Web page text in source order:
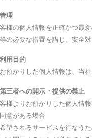
理
様の個人情報を正確かつ最
の必要な措置を講じ、安全
用目的
預かりした個人情報は、当
三者への開示・提供の禁止
様よりお預かりした個人情
意がある場合
望されるサービスを行なう